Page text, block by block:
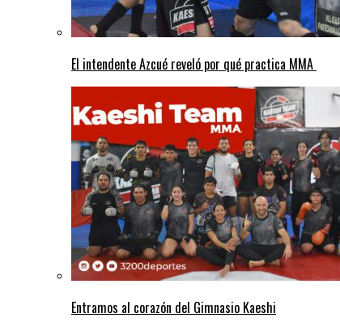
El intendente Azcué reveló por qué practica MMA
Entramos al corazón del Gimnasio Kaeshi